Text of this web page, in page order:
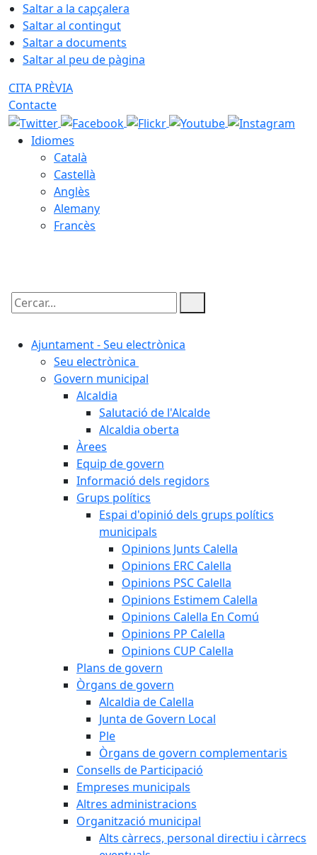
Saltar a la capçalera
Saltar al contingut
Saltar a documents
Saltar al peu de pàgina
CITA PRÈVIA
Contacte
Idiomes
Català
Castellà
Anglès
Alemany
Francès
Cercar:
Ajuntament - Seu electrònica
Seu electrònica
Govern municipal
Alcaldia
Salutació de l'Alcalde
Alcaldia oberta
Àrees
Equip de govern
Informació dels regidors
Grups polítics
Espai d'opinió dels grups polítics
municipals
Opinions Junts Calella
Opinions ERC Calella
Opinions PSC Calella
Opinions Estimem Calella
Opinions Calella En Comú
Opinions PP Calella
Opinions CUP Calella
Plans de govern
Òrgans de govern
Alcaldia de Calella
Junta de Govern Local
Ple
Òrgans de govern complementaris
Consells de Participació
Empreses municipals
Altres administracions
Organització municipal
Alts càrrecs, personal directiu i càrrecs